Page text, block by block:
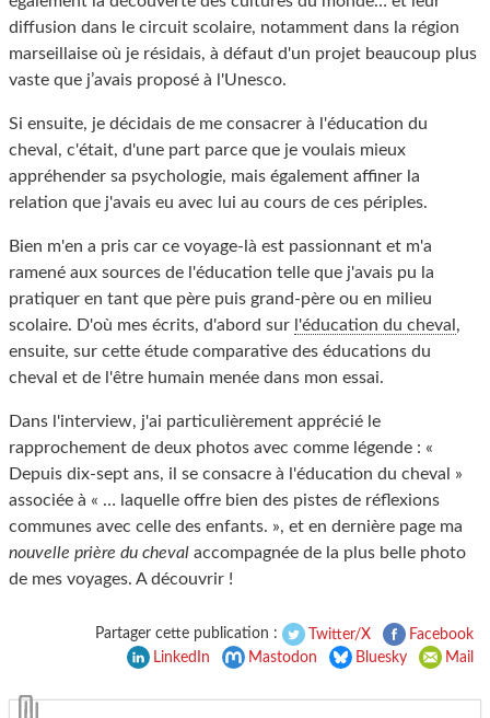
diffusion dans le circuit scolaire, notamment dans la région
marseillaise où je résidais, à défaut d'un projet beaucoup plus
vaste que j’avais proposé à l'Unesco.
Si ensuite, je décidais de me consacrer à l'éducation du
cheval, c'était, d'une part parce que je voulais mieux
appréhender sa psychologie, mais également affiner la
relation que j'avais eu avec lui au cours de ces périples.
Bien m'en a pris car ce voyage-là est passionnant et m'a
ramené aux sources de l'éducation telle que j'avais pu la
pratiquer en tant que père puis grand-père ou en milieu
scolaire. D'où mes écrits, d'abord sur l'éducation du cheval ,
ensuite, sur cette étude comparative des éducations du
cheval et de l'être humain menée dans mon essai.
Dans l'interview, j'ai particulièrement apprécié le
rapprochement de deux photos avec comme légende : «
Depuis dix-sept ans, il se consacre à l'éducation du cheval »
associée à « … laquelle offre bien des pistes de réflexions
communes avec celle des enfants. », et en dernière page ma
nouvelle prière du cheval accompagnée de la plus belle photo
de mes voyages. A découvrir !
Partager cette publication : Twitter/X
Facebook
LinkedIn
Mastodon Bluesky Mail